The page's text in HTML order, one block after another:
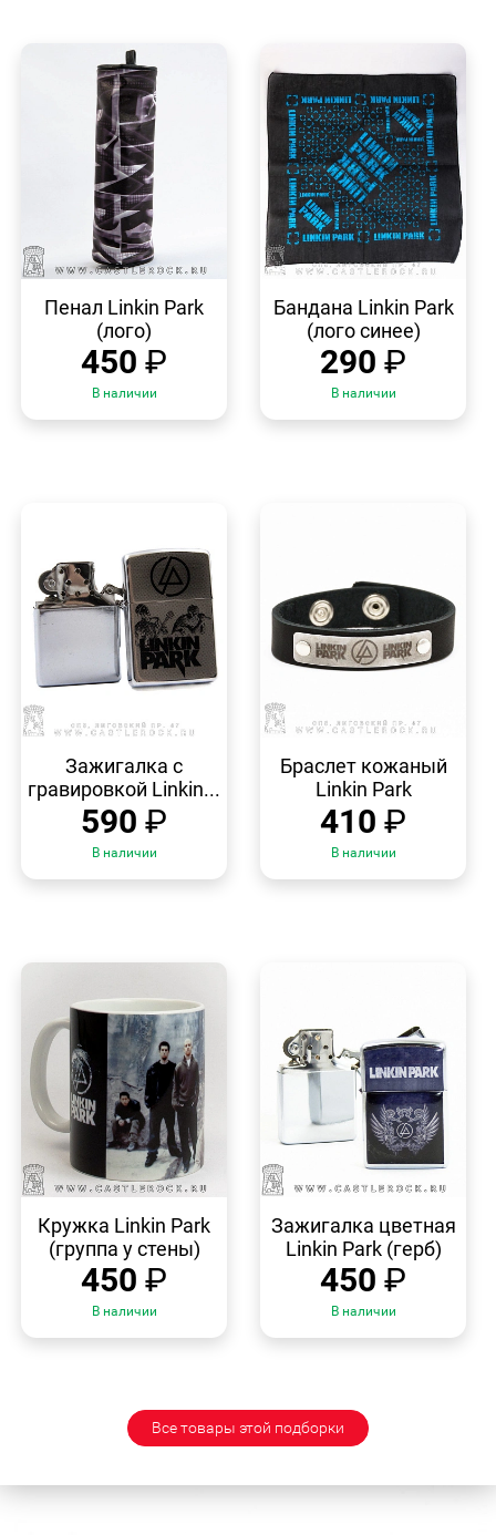
ПРОСМОТР
Пенал Linkin Park
(лого)
450 ₽
В наличии
ПРОСМОТР
Бандана Linkin Park
(лого синее)
290 ₽
В наличии
ПРОСМОТР
Зажигалка с
гравировкой Linkin...
590 ₽
В наличии
ПРОСМОТР
Браслет кожаный
Linkin Park
410 ₽
В наличии
ПРОСМОТР
Кружка Linkin Park
(группа у стены)
450 ₽
В наличии
ПРОСМОТР
Зажигалка цветная
Linkin Park (герб)
450 ₽
В наличии
Все товары этой подборки